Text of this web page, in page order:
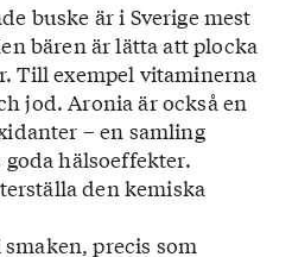
buske är i Sverige mest
bären är lätta att plocka
Till exempel vitaminerna
jod. Aronia är också en
– en samling
goda hälsoeffekter.
den kemiska
precis som